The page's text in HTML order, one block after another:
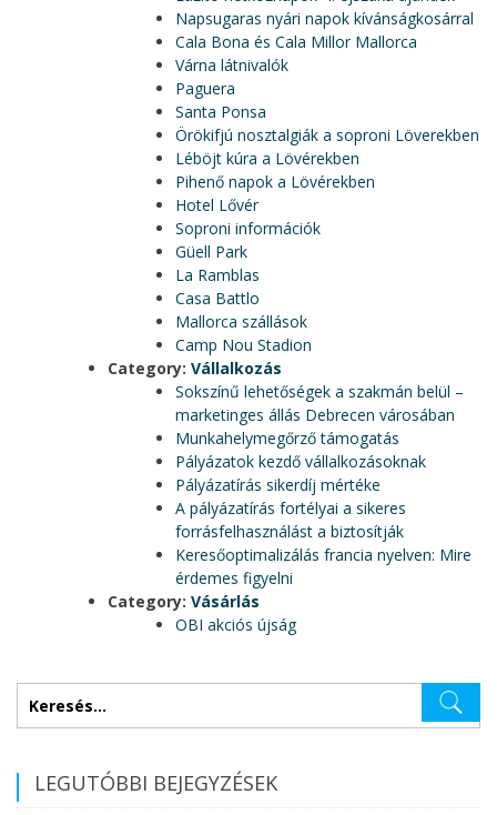
Napsugaras nyári napok kívánságkosárral
Cala Bona és Cala Millor Mallorca
Várna látnivalók
Paguera
Santa Ponsa
Örökifjú nosztalgiák a soproni Löverekben
Léböjt kúra a Lövérekben
Pihenő napok a Lövérekben
Hotel Lővér
Soproni információk
Güell Park
La Ramblas
Casa Battlo
Mallorca szállások
Camp Nou Stadion
Category: Vállalkozás
Sokszínű lehetőségek a szakmán belül –
marketinges állás Debrecen városában
Munkahelymegőrző támogatás
Pályázatok kezdő vállalkozásoknak
Pályázatírás sikerdíj mértéke
A pályázatírás fortélyai a sikeres
forrásfelhasználást a biztosítják
Keresőoptimalizálás francia nyelven: Mire
érdemes figyelni
Category: Vásárlás
OBI akciós újság
LEGUTÓBBI BEJEGYZÉSEK